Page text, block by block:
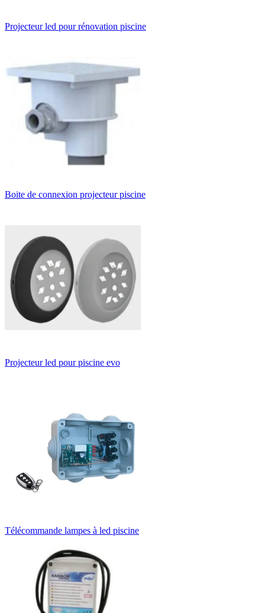
Projecteur led pour rénovation piscine
Boite de connexion projecteur piscine
Projecteur led pour piscine evo
Télécommande lampes à led piscine